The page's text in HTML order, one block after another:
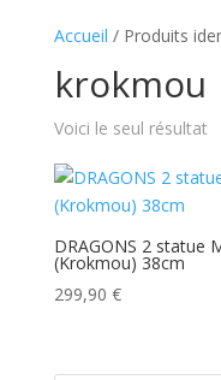
Accueil / Produits
krokmou
Voici le seul résultat
DRAGONS 2 statue
(Krokmou) 38cm
299,90 €